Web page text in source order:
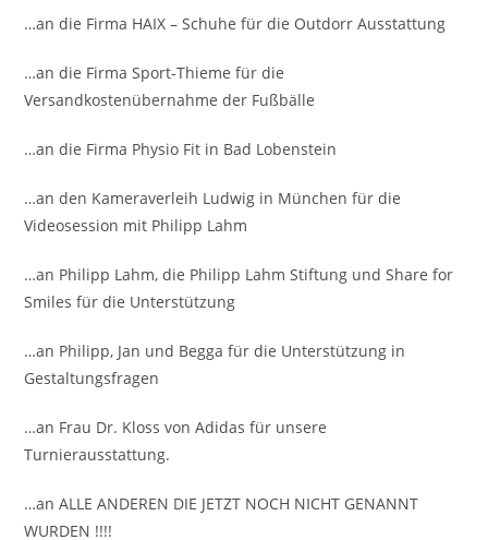
…an die Firma HAIX – Schuhe für die Outdorr Ausstattung
…an die Firma Sport-Thieme für die
Versandkostenübernahme der Fußbälle
…an die Firma Physio Fit in Bad Lobenstein
…an den Kameraverleih Ludwig in München für die
Videosession mit Philipp Lahm
…an Philipp Lahm, die Philipp Lahm Stiftung und Share for
Smiles für die Unterstützung
…an Philipp, Jan und Begga für die Unterstützung in
Gestaltungsfragen
…an Frau Dr. Kloss von Adidas für unsere
Turnierausstattung.
…an ALLE ANDEREN DIE JETZT NOCH NICHT GENANNT
WURDEN !!!!